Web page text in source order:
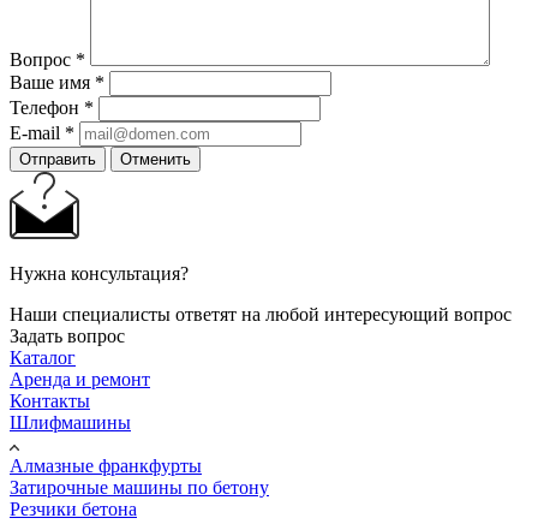
Вопрос *
Ваше имя *
Телефон *
E-mail *
Отправить Отменить
Нужна консультация?
Наши специалисты ответят на любой интересующий вопрос
Задать вопрос
Каталог
Аренда и ремонт
Контакты
Шлифмашины
Алмазные франкфурты
Затирочные машины по бетону
Резчики бетона